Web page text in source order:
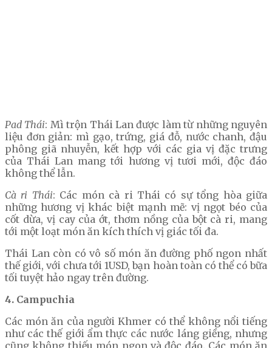
Pad Thái: Mì trộn Thái Lan được làm từ những nguyên
liệu đơn giản: mì gạo, trứng, giá đỗ, nước chanh, đậu
phông giã nhuyễn, kết hợp với các gia vị đặc trưng
của Thái Lan mang tới hương vị tươi mới, độc đáo
không thể lẫn.
Cà ri Thái: Các món cà ri Thái có sự tổng hòa giữa
những hương vị khác biệt mạnh mẽ: vị ngọt béo của
cốt dừa, vị cay của ớt, thơm nồng của bột cà ri, mang
tới một loạt món ăn kích thích vị giác tối đa.
Thái Lan còn có vô số món ăn đường phố ngon nhất
thế giới, với chưa tới 1USD, bạn hoàn toàn có thể có bữa
tối tuyệt hảo ngay trên đường.
4. Campuchia
Các món ăn của người Khmer có thể không nổi tiếng
như các thế giới ẩm thực các nước láng giềng, nhưng